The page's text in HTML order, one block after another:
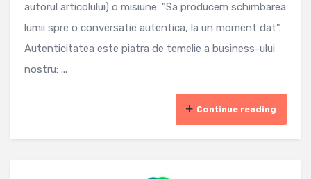
autorul articolului) o misiune: "Sa producem schimbarea
lumii spre o conversatie autentica, la un moment dat".
Autenticitatea este piatra de temelie a business-ului
nostru: ...
Continue reading